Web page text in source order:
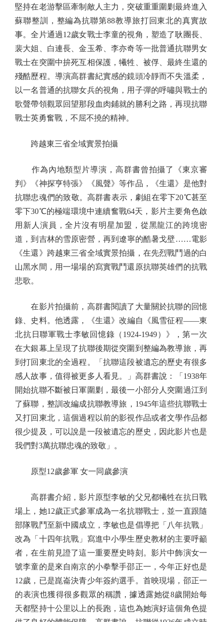
堅持在老游擊區牽制敵人主力，突破重重圍剿最終進入
蘇聯整訓，整編為抗聯第88教導旅打回東北的真實故
事。全片通過12歲女戰士李童的視角，塑造了耿團長、
裴大姐、白連長、金玉希、李亦奇等一批普通抗聯男女
戰士在突圍中拚死互相保護，犧牲、被俘、最終生還的
殘酷歷程。導演高群書紀實感的鏡頭冷靜而不失溫柔，
以一名普通的抗聯女兵的視角，用子彈的呼嘯與戰士的
歌聲帶領觀眾回望那段血肉鋪就的勝利之路，再現抗聯
戰士英勇奮戰，不屈不撓的精神。
跨越東三省全域實景拍攝
作為內地類型片導演，高群書曾拍攝了《東京審
判》《神探亨特張》《風聲》等作品，《生還》是他對
抗聯忠魂們的致敬。高群書表示，劇組在零下20℃甚至
零下30℃的極端環境中連續奮戰64天，影片主要角色啟
用新人演員，全片沒有明星加盟，從黑龍江的跨境密
道，到吉林的雪原密營，再到遼寧的酷暑戈壁……電影
《生還》跨越東三省全域實景拍攝，在先烈戰鬥過的白
山黑水間，用一場場的寫實戰鬥還原抗聯英雄們的抗戰
悲歌。
在影片拍攝前，高群書閱讀了大量關於抗聯的回憶
錄、史料。他透露，《生還》改編自《風雪征程——東
北抗日聯軍戰士李敏回憶錄（1924-1949）》，第一次
在大銀幕上呈現了抗聯後期從突圍到整編為教導旅，再
到打回東北的全過程。「抗聯這段被遺忘的歷史有很多
感人故事，值得被更多人看見。」高群書說：「1938年
開始抗聯不斷被日軍圍剿，最後一小部分人突圍過江到
了蘇聯，整訓改編成抗聯教導旅，1945年這些抗聯戰士
又打回東北，這個過程以前的影視作品或者文學作品都
很少提及，可以說是一段被遺忘的歷史，因此影片也是
我們對3萬抗聯忠魂的致敬」。
原型12歲參軍 女一同歲參演
高群書介紹，影片原型李敏的父兄都犧牲在抗日戰
場上，她12歲正式參軍成為一名抗聯戰士，並一直跟隨
部隊戰鬥至新中國成立，李敏也是倡導把「八年抗戰」
改為「十四年抗戰」寫進中小學生歷史教材的主要呼籲
者，在生前見證了這一重要歷史時刻。影片中飾演女一
號李童的是來自南京的小拳擊手邵正一，今年正好也是
12歲，已是崑崙決青少年簽約選手。首映現場，邵正一
的表演也獲得很多觀眾的稱讚，據透露她從8歲開始每
天都堅持十公里以上的長跑，這也為她演好這個角色提